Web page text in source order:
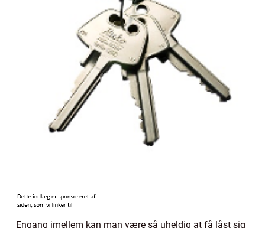
Engang imellem kan man være så uheldig at få låst sig